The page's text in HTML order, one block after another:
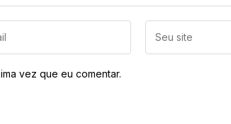
vez que eu comentar.